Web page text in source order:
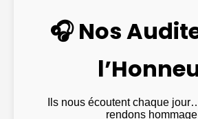
🎧 Nos
Ils nous écoutent chaque
rendons hommage